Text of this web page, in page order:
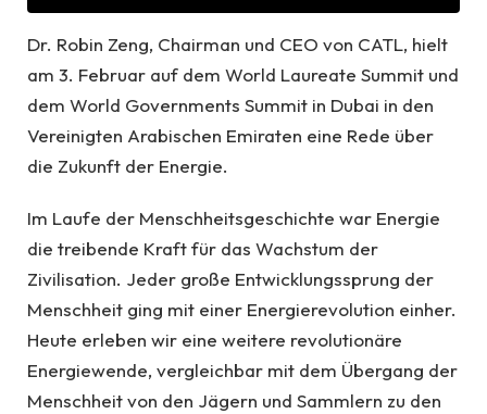
Dr. Robin Zeng, Chairman und CEO von CATL, hielt
am 3. Februar auf dem World Laureate Summit und
dem World Governments Summit in Dubai in den
Vereinigten Arabischen Emiraten eine Rede über
die Zukunft der Energie.
Im Laufe der Menschheitsgeschichte war Energie
die treibende Kraft für das Wachstum der
Zivilisation. Jeder große Entwicklungssprung der
Menschheit ging mit einer Energierevolution einher.
Heute erleben wir eine weitere revolutionäre
Energiewende, vergleichbar mit dem Übergang der
Menschheit von den Jägern und Sammlern zu den